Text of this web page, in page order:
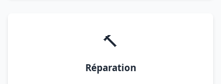
🔨
Réparation